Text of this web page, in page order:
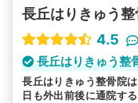
詳
駅から探す
長丘はりきゅう
4.5
長丘はりきゅう整
長丘はりきゅう整骨院
日も外出前後に通院す